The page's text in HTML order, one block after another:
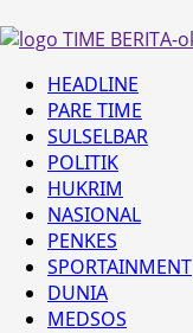
Primary
Menu
HEADLINE
PARE TIME
SULSELBAR
POLITIK
HUKRIM
NASIONAL
PENKES
SPORTAINMENT
DUNIA
MEDSOS